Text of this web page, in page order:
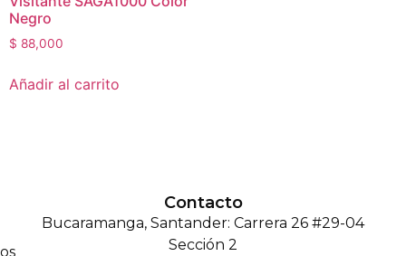
Negro
$ 88,000
Añadir al carrito
Contacto
Bucaramanga, Santander: Carrera 26 #29-04
Sección 2